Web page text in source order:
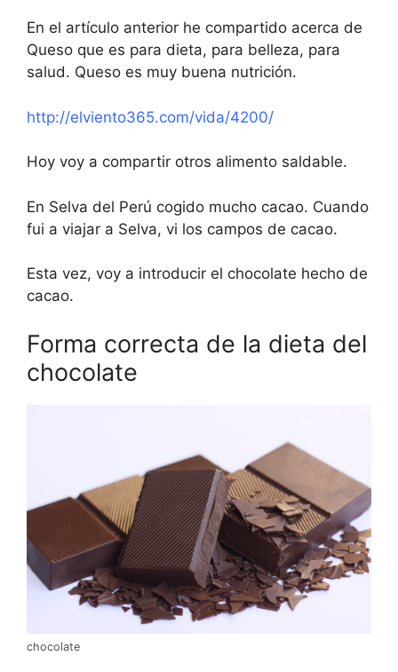
En el artículo anterior he compartido acerca de
Queso que es para dieta, para belleza, para
salud. Queso es muy buena nutrición.
http://elviento365.com/vida/4200/
Hoy voy a compartir otros alimento saldable.
En Selva del Perú cogido mucho cacao. Cuando
fui a viajar a Selva, vi los campos de cacao.
Esta vez, voy a introducir el chocolate hecho de
cacao.
Forma correcta de la dieta del
chocolate
chocolate